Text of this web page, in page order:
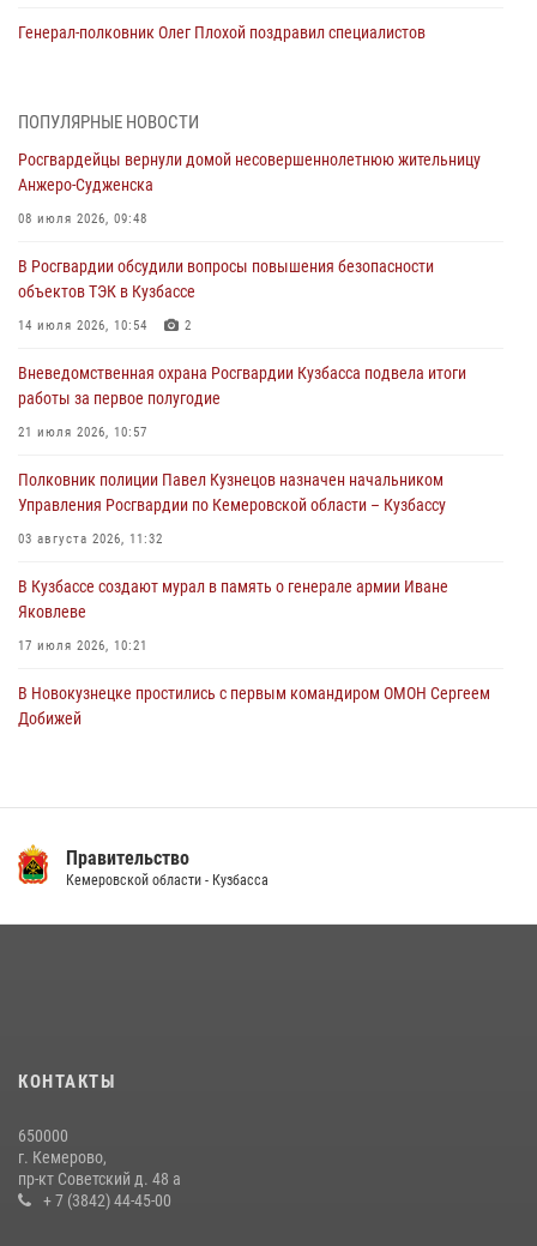
Генерал-полковник Олег Плохой поздравил специалистов
07 августа 2026, 05:32
С 1 сентября 2026 года вступает в силу новый федеральный закон о
частной охранной деятельности
06 августа 2026, 10:19
Росгвардейцы задержали предполагаемого виновника причинения
ножевого ранения кемеровчанину
06 августа 2026, 09:18
Росгвардейцы задержали мужчину, повредившего имущество
горожанки
06 августа 2026, 08:17
Росгвардейцы пресекли противоправные действия и защитили
новокузнечанку от агрессивного знакомого
06 августа 2026, 07:16
ПОПУЛЯРНЫЕ НОВОСТИ
Росгвардейцы вернули домой несовершеннолетнюю жительницу
Анжеро-Судженска
08 июля 2026, 09:48
В Росгвардии обсудили вопросы повышения безопасности
объектов ТЭК в Кузбассе
14 июля 2026, 10:54 2
Вневедомственная охрана Росгвардии Кузбасса подвела итоги
работы за первое полугодие
21 июля 2026, 10:57
Полковник полиции Павел Кузнецов назначен начальником
Управления Росгвардии по Кемеровской области – Кузбассу
03 августа 2026, 11:32
В Кузбассе создают мурал в память о генерале армии Иване
Яковлеве
17 июля 2026, 10:21
В Новокузнецке простились с первым командиром ОМОН Сергеем
Добижей
14 июля 2026, 08:52 1
20 июля 2026, 08:52
гипермаркета товары на 13 тысяч рублей (ВИДЕО)
16 июля 2026, 06:43
Правительство
Кемеровской области - Кузбасса
КОНТАКТЫ
650000
г. Кемерово,
пр-кт Советский д. 48 а
+ 7 (3842) 44-45-00